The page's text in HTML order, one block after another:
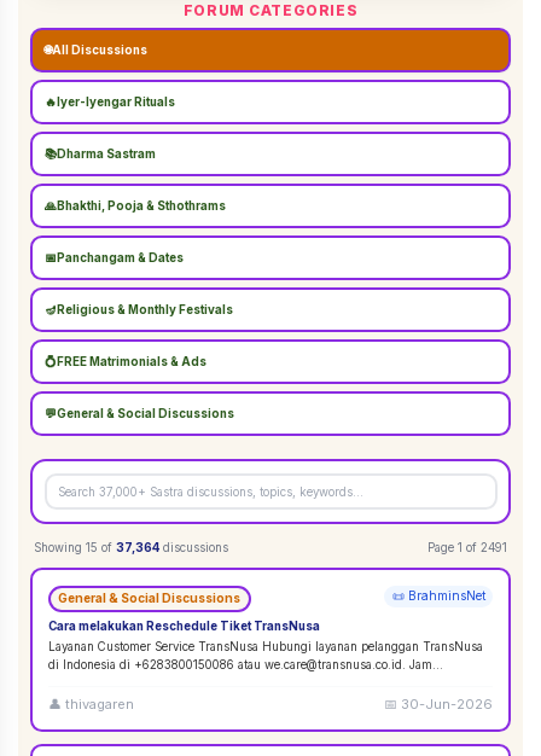
FORUM CATEGORIES
🌐All Discussions
🔥 Iyer-Iyengar Rituals
📚Dharma Sastram
🙏Bhakthi, Pooja & Sthothrams
📅 Panchangam & Dates
🪔 Religious & Monthly Festivals
💍 FREE Matrimonials & Ads
💬General & Social Discussions
Showing 15 of 37,364 discussions Page 1 of 2491
General & Social Discussions 📜 BrahminsNet
Cara melakukan Reschedule Tiket TransNusa
Layanan Customer Service TransNusa Hubungi layanan pelanggan TransNusa
di Indonesia di +6283800150086 atau we.care@transnusa.co.id. Jam
👤 thivagaren 📅 30-Jun-2026